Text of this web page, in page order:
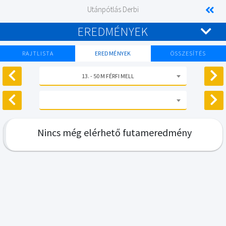
Utánpótlás Derbi
EREDMÉNYEK
RAJTLISTA EREDMÉNYEK ÖSSZESÍTÉS
13. - 50 M FÉRFI MELL
Nincs még elérhető futameredmény